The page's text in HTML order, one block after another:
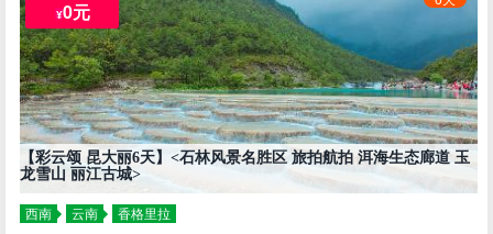
【彩云颂 昆大丽6天】<石林风景名胜区 旅拍航拍 洱海生态廊道 玉
龙雪山 丽江古城>
西南 云南
香格里拉
¥0元